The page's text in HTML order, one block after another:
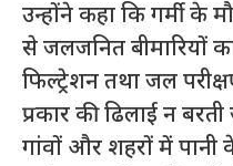
उन्होंने कहा कि गर्मी के
से जलजनित बीमारियों
फिल्ट्रेशन तथा जल
प्रकार की ढिलाई न
गांवों और शहरों में